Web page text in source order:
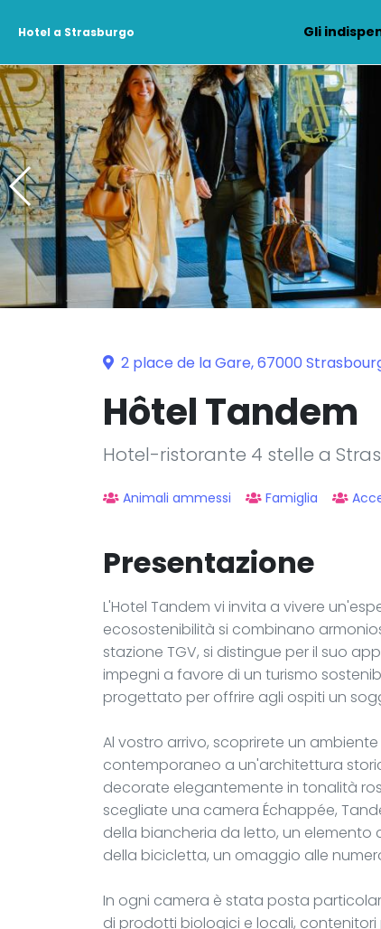
Hotel a Strasburgo Gli
2 place de la Gare, 67000
Hôtel Tandem
Hotel-ristorante 4 stelle a
Animali ammessi Famiglia
Presentazione
L'Hotel Tandem vi invita a vivere
ecosostenibilità si combinano
stazione TGV, si distingue per il suo
impegni a favore di un turismo
progettato per offrire agli ospiti un
Al vostro arrivo, scoprirete un
contemporaneo a un'architettura
decorate elegantemente in tonalità
scegliate una camera Échappée,
della biancheria da letto, un elemento
della bicicletta, un omaggio alle
In ogni camera è stata posta
di prodotti biologici e locali,